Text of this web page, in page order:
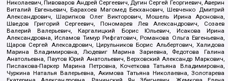
Николаевич, Пивоваров Андрей Сергеевич, Дугин Сергей Георгиевич, Аверин
Виталий Евгеньевич, Барахоев Магомед Бекханович, Шевченко Дмитрий
Александрович, Шарипков Олег Викторович, Мошель Ирина Ароновна,
Шведов Григорий Сергеевич, Пономарев Лев Александрович, Созаев
Валерий Валерьевич, Каргалицкий Борис Юльевич, Исакова Ирина
Александровна, Исламов Тимур Рифгатович, Романова Ольга Евгеньевна,
Щаров Сергей Алексадрович, Цирульников Борис Альбертович, Халидова
Марина Владимировна, Людевиг Марина Зариевна, Федотова Галина
Анатольевна, Паутов Юрий Анатольевич, Верховский Александр Маркович,
Пислакова-Паркер Марина Петровна, Кочеткова Татьяна Владимировна,
Чуркина Наталья Валерьевна, Акимова Татьяна Николаевна, Золотарева